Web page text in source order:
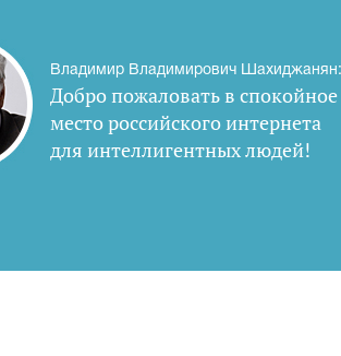
Владимир Владимирович Шахиджанян:
Добро пожаловать в спокойное
место российского интернета
для интеллигентных людей!